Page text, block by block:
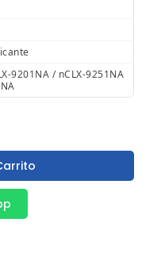
9201NA / nCLX-9251NA